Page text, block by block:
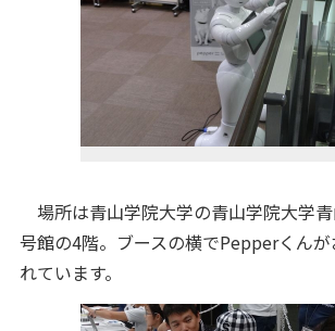
場所は青山学院大学の青山学院大学
号館の4階。ブースの横でPepperくんが
れています。